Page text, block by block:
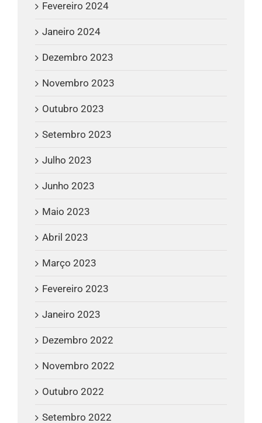
Fevereiro 2024
Janeiro 2024
Dezembro 2023
Novembro 2023
Outubro 2023
Setembro 2023
Julho 2023
Junho 2023
Maio 2023
Abril 2023
Março 2023
Fevereiro 2023
Janeiro 2023
Dezembro 2022
Novembro 2022
Outubro 2022
Setembro 2022